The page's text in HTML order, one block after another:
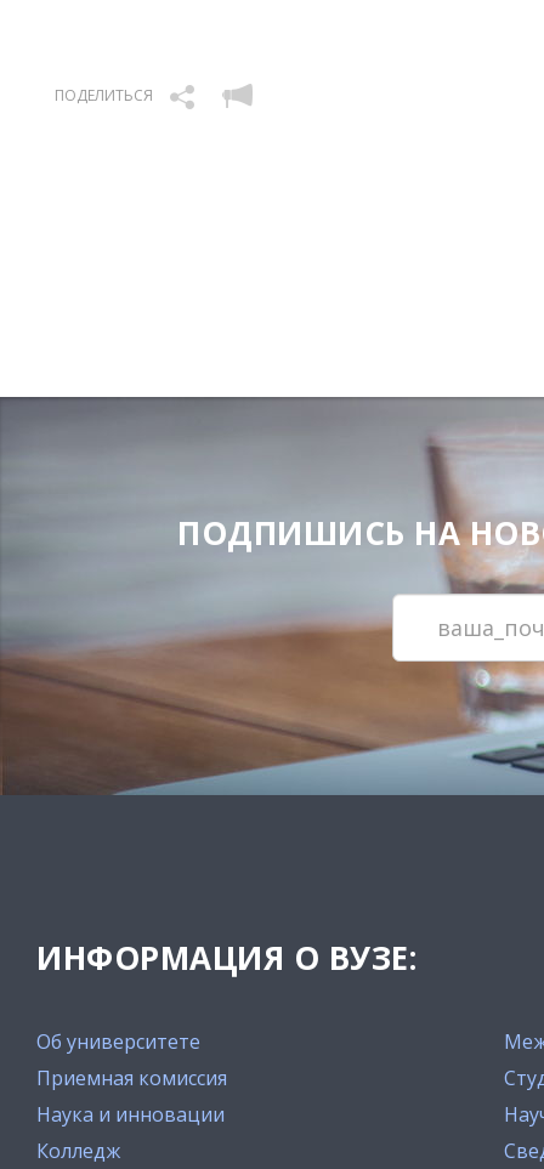
ПОДЕЛИТЬСЯ
ПОДПИШИСЬ НА
ИНФОРМАЦИЯ О ВУЗЕ:
Об университете
Приемная комиссия
Наука и инновации
Колледж